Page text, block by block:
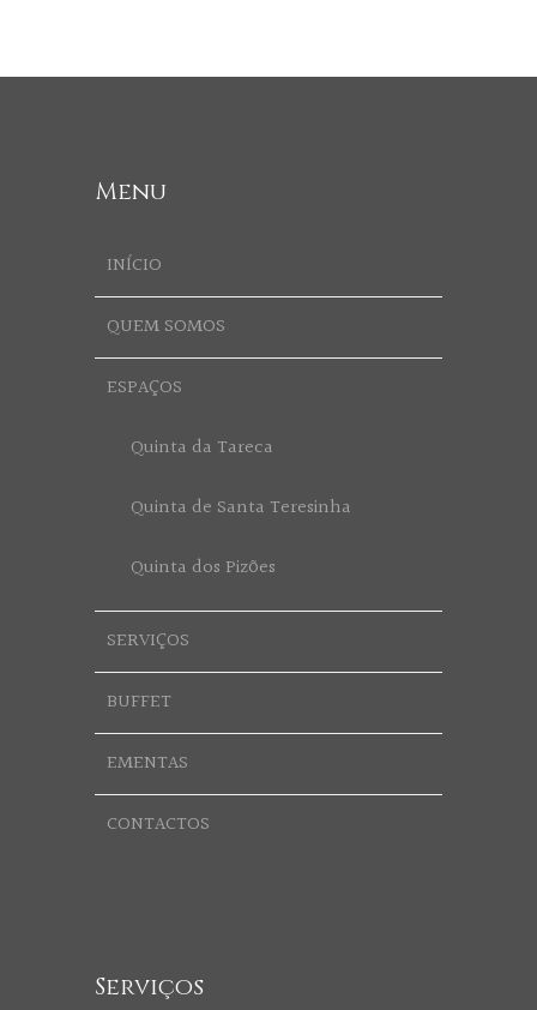
Menu
INÍCIO
QUEM SOMOS
ESPAÇOS
Quinta da Tareca
Quinta de Santa Teresinha
Quinta dos Pizões
SERVIÇOS
BUFFET
EMENTAS
CONTACTOS
Serviços